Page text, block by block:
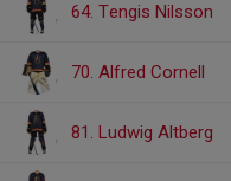
64. Tengis Nilsson
70. Alfred Cornell
81. Ludwig Altberg